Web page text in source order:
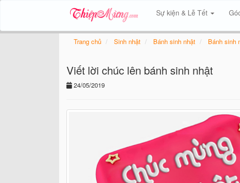
Sự kiện & Lễ Tết
Trang chủ Sinh nhật Bánh sinh nhật Bánh sinh
Viết lời chúc lên bánh sinh nhật
24/05/2019